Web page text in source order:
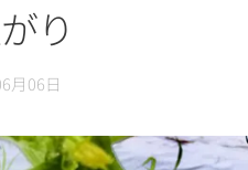
り
月06日